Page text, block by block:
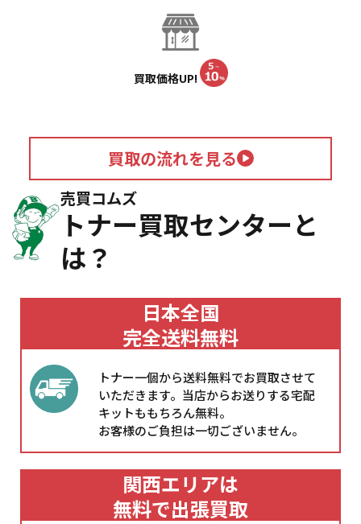
買取価格UP!
買取の流れを見る
売買コムズ
トナー買取センターと
は？
日本全国
完全送料無料
トナー一個から送料無料でお買取させて
いただきます。当店からお送りする宅配
キットももちろん無料。
お客様のご負担は一切ございません。
関西エリアは
無料で出張買取